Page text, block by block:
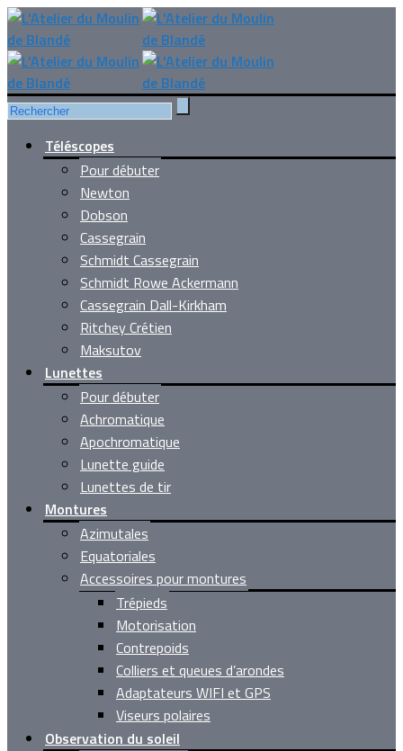
Téléscopes
Pour débuter
Newton
Dobson
Cassegrain
Schmidt Cassegrain
Schmidt Rowe Ackermann
Cassegrain Dall-Kirkham
Ritchey Crétien
Maksutov
Lunettes
Pour débuter
Achromatique
Apochromatique
Lunette guide
Lunettes de tir
Montures
Azimutales
Equatoriales
Accessoires pour montures
Trépieds
Motorisation
Contrepoids
Colliers et queues d’arondes
Adaptateurs WIFI et GPS
Viseurs polaires
Observation du soleil